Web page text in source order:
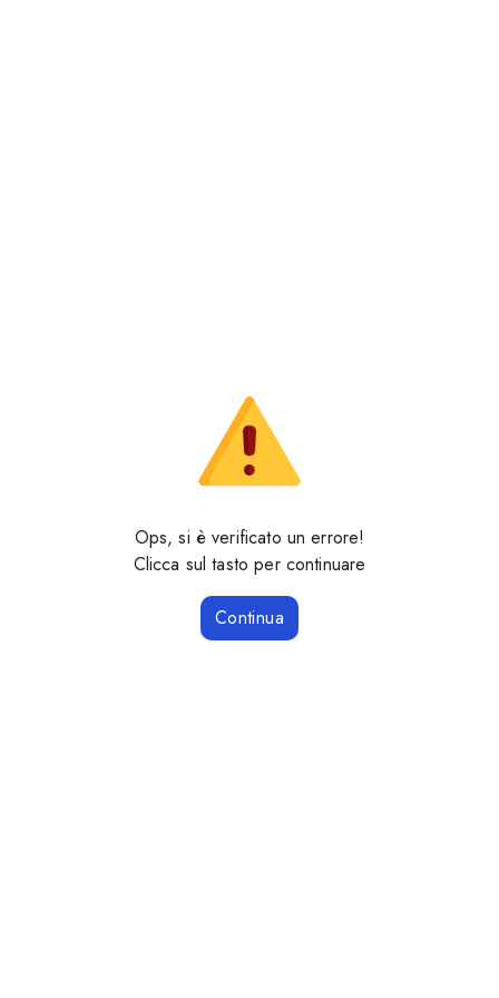
Ops, si è verificato un errore!
Clicca sul tasto per continuare
Continua